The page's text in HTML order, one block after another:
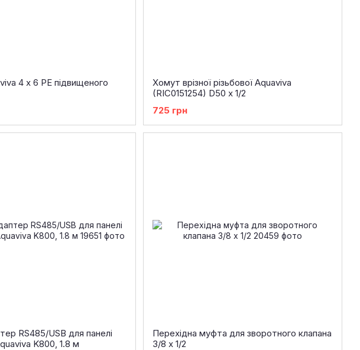
4 х 6 PE підвищеного
Хомут врізної різьбової Aquaviva
(RIC0151254) D50 x 1/2
725 грн
RS485/USB для панелі
K800, 1.8 м
Перехідна муфта для зворотного клапана
3/8 х 1/2